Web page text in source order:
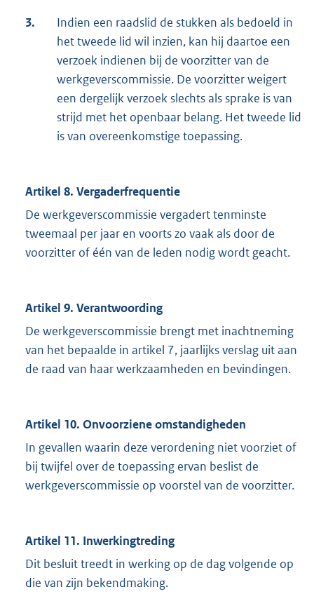
3.
Indien een raadslid de stukken als bedoeld in
het tweede lid wil inzien, kan hij daartoe een
verzoek indienen bij de voorzitter van de
werkgeverscommissie. De voorzitter weigert
een dergelijk verzoek slechts als sprake is van
strijd met het openbaar belang. Het tweede lid
is van overeenkomstige toepassing.
Artikel 8. Vergaderfrequentie
De werkgeverscommissie vergadert tenminste
tweemaal per jaar en voorts zo vaak als door de
voorzitter of één van de leden nodig wordt geacht.
Artikel 9. Verantwoording
De werkgeverscommissie brengt met inachtneming
van het bepaalde in artikel 7, jaarlijks verslag uit aan
de raad van haar werkzaamheden en bevindingen.
Artikel 10. Onvoorziene omstandigheden
In gevallen waarin deze verordening niet voorziet of
bij twijfel over de toepassing ervan beslist de
werkgeverscommissie op voorstel van de voorzitter.
Artikel 11. Inwerkingtreding
Dit besluit treedt in werking op de dag volgende op
die van zijn bekendmaking.